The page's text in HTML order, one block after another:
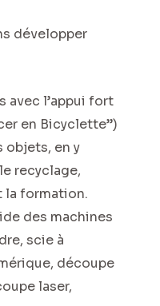
développer
avec l’appui fort
en Bicyclette”)
objets, en y
recyclage,
la formation.
des machines
scie à
découpe
laser,